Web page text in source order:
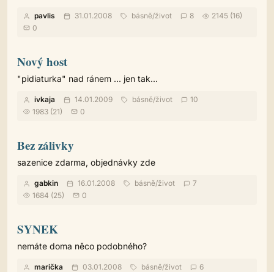
pavlis 31.01.2008 básně/život 8
2145 (16)
0
Nový host
"pidiaturka" nad ránem ... jen tak...
ivkaja 14.01.2009 básně/život
10
1983 (21)
0
Bez zálivky
sazenice zdarma, objednávky zde
gabkin 16.01.2008 básně/život
7
1684 (25)
0
SYNEK
nemáte doma něco podobného?
marička 03.01.2008 básně/život
6